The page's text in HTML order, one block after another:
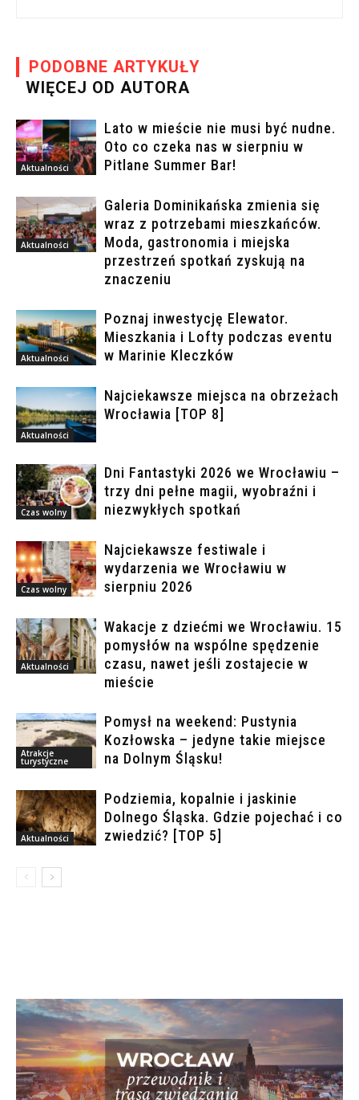
PODOBNE ARTYKUŁY
WIĘCEJ OD AUTORA
Aktualności
Lato w mieście nie musi być nudne.
Oto co czeka nas w sierpniu w
Pitlane Summer Bar!
Aktualności
Galeria Dominikańska zmienia się
wraz z potrzebami mieszkańców.
Moda, gastronomia i miejska
przestrzeń spotkań zyskują na
znaczeniu
Aktualności
Poznaj inwestycję Elewator.
Mieszkania i Lofty podczas eventu
w Marinie Kleczków
Aktualności
Najciekawsze miejsca na obrzeżach
Wrocławia [TOP 8]
Czas wolny
Dni Fantastyki 2026 we Wrocławiu –
trzy dni pełne magii, wyobraźni i
niezwykłych spotkań
Czas wolny
Najciekawsze festiwale i
wydarzenia we Wrocławiu w
sierpniu 2026
Aktualności
Wakacje z dziećmi we Wrocławiu. 15
pomysłów na wspólne spędzenie
czasu, nawet jeśli zostajecie w
mieście
Atrakcje
turystyczne
Pomysł na weekend: Pustynia
Kozłowska – jedyne takie miejsce
na Dolnym Śląsku!
Aktualności
Podziemia, kopalnie i jaskinie
Dolnego Śląska. Gdzie pojechać i co
zwiedzić? [TOP 5]